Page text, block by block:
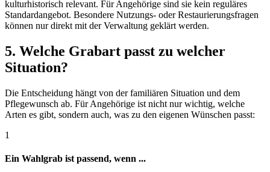
kulturhistorisch relevant. Für Angehörige sind sie kein reguläres
Standardangebot. Besondere Nutzungs- oder Restaurierungsfragen
können nur direkt mit der Verwaltung geklärt werden.
5. Welche Grabart passt zu welcher
Situation?
Die Entscheidung hängt von der familiären Situation und dem
Pflegewunsch ab. Für Angehörige ist nicht nur wichtig, welche
Arten es gibt, sondern auch, was zu den eigenen Wünschen passt:
1
Ein Wahlgrab ist passend, wenn ...